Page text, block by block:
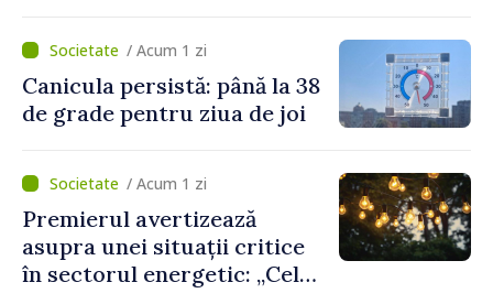
cetățeni au solicitat
ambulanța/ Acum 1 zi
Canicula persistă: până la 38
de grade pentru ziua de joi
/ Acum 1 zi
Premierul avertizează
asupra unei situații critice
în sectorul energetic: „Cel